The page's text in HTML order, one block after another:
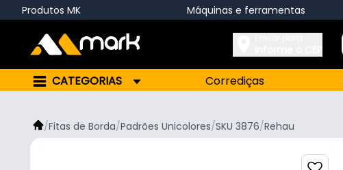
Produtos MK Máquinas e ferramentas
CATEGORIAS Corrediças
/Fitas de Borda/Padrões Unicolores/SKU 3876/Rehau